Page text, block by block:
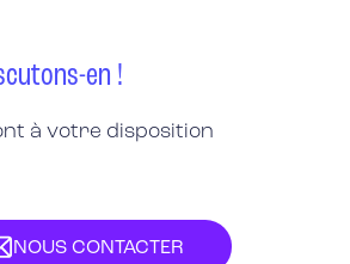
en !
à votre disposition
NOUS CONTACTER